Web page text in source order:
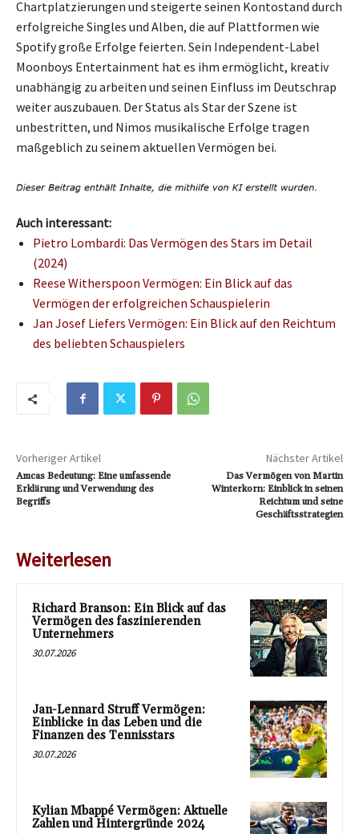
Chartplatzierungen und steigerte seinen Kontostand durch
erfolgreiche Singles und Alben, die auf Plattformen wie
Spotify große Erfolge feierten. Sein Independent-Label
Moonboys Entertainment hat es ihm ermöglicht, kreativ
unabhängig zu arbeiten und seinen Einfluss im Deutschrap
weiter auszubauen. Der Status als Star der Szene ist
unbestritten, und Nimos musikalische Erfolge tragen
maßgeblich zu seinem aktuellen Vermögen bei.
Auch interessant:
Pietro Lombardi: Das Vermögen des Stars im Detail
(2024)
Reese Witherspoon Vermögen: Ein Blick auf das
Vermögen der erfolgreichen Schauspielerin
Jan Josef Liefers Vermögen: Ein Blick auf den Reichtum
des beliebten Schauspielers
Vorheriger Artikel
Amcas Bedeutung: Eine umfassende
Erklärung und Verwendung des
Begriffs
Nächster Artikel
Das Vermögen von Martin
Winterkorn: Einblick in seinen
Reichtum und seine
Geschäftsstrategien
Weiterlesen
Richard Branson: Ein Blick auf das
Vermögen des faszinierenden
Unternehmers
30.07.2026
Jan-Lennard Struff Vermögen:
Einblicke in das Leben und die
Finanzen des Tennisstars
30.07.2026
Kylian Mbappé Vermögen: Aktuelle
Zahlen und Hintergründe 2024